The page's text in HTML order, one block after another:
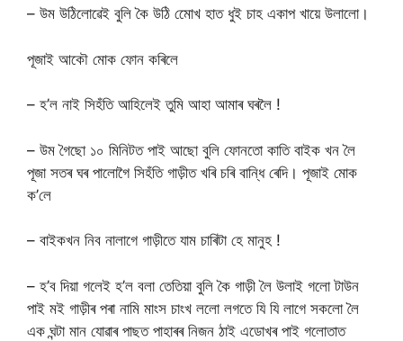
– উম উঠিলোৱেই বুলি কৈ উঠি মোেখ হাত ধুই চাহ একাপ খায়ে উলালো।
পূজাই আকৌ মোক ফোন কৰিলে
– হ’ল নাই সিহঁতি আহিলেই তুমি আহা আমাৰ ঘৰলৈ !
– উম গৈছো ১০ মিনিটত পাই আছো বুলি ফোনতো কাতি বাইক খন লৈ
পূজা সতৰ ঘৰ পালোগৈ সিহঁতি গাড়ীত খৰি চৰি বান্ধি ৰেদি। পূজাই মোক
ক’লে
– বাইকখন নিব নালাগে গাড়ীতে যাম চাৰিটা হে মানুহ !
– হ’ব দিয়া গলেই হ’ল বলা তেতিয়া বুলি কৈ গাড়ী লৈ উলাই গলো টাউন
পাই মই গাড়ীৰ পৰা নামি মাংস চাংখ ললো লগতে যি যি লাগে সকলো লৈ
এক ঘন্টা মান যোৱাৰ পাছত পাহাৰৰ নিজন ঠাই এডোখৰ পাই গলোতাত